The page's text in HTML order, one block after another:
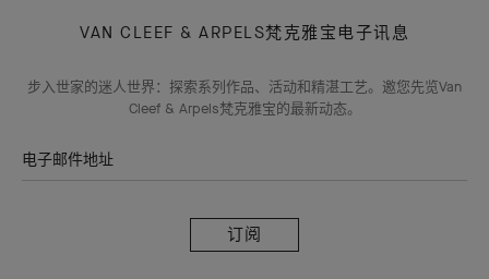
VAN CLEEF & ARPELS梵克雅宝电子讯息
步入世家的迷人世界：探索系列作品、活动和精湛工艺。邀您先览Van
Cleef & Arpels梵克雅宝的最新动态。
电子邮件地址
阅